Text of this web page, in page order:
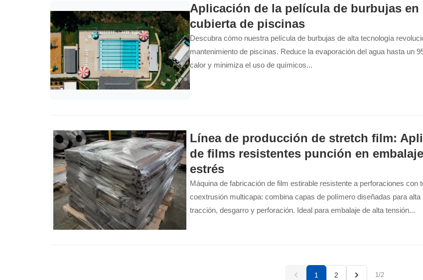
Aplicación de la película de burbujas en
cubierta de piscinas
Descubra cómo nuestra película de burbujas de alta tecnología
mantenimiento de piscinas. Reduce la evaporación del agua hasta un
calor y minimiza el uso de químicos...
Línea de producción de stretch film:
de films resistentes punción en
estrés
Máquina de fabricación de film estirable resistente a perforaciones con
coextrusión multicapa: combina capas de polímero diseñadas para alta
tracción, desgarro y perforación. Ideal para embalaje de alta tensión...
1 2 1/2